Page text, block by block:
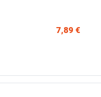
7,89 €